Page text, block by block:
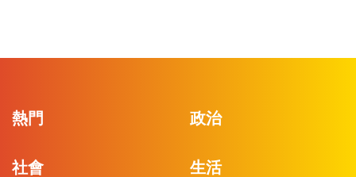
熱門 政治
社會 生活